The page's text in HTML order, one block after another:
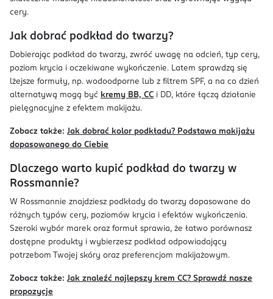
cery.
Jak dobrać podkład do twarzy?
Dobierając podkład do twarzy, zwróć uwagę na odcień, typ cery,
poziom krycia i oczekiwane wykończenie. Latem sprawdzą się
lżejsze formuły, np. wodoodporne lub z filtrem SPF, a na co dzień
alternatywą mogą być kremy BB, CC i DD, które łączą działanie
pielęgnacyjne z efektem makijażu.
Zobacz także: Jak dobrać kolor podkładu? Podstawa makijażu
dopasowanego do Ciebie
Dlaczego warto kupić podkład do twarzy w
Rossmannie?
W Rossmannie znajdziesz podkłady do twarzy dopasowane do
różnych typów cery, poziomów krycia i efektów wykończenia.
Szeroki wybór marek oraz formuł sprawia, że łatwo porównasz
dostępne produkty i wybierzesz podkład odpowiadający
potrzebom Twojej skóry oraz preferencjom makijażowym.
Zobacz także: Jak znaleźć najlepszy krem CC? Sprawdź nasze
propozycje